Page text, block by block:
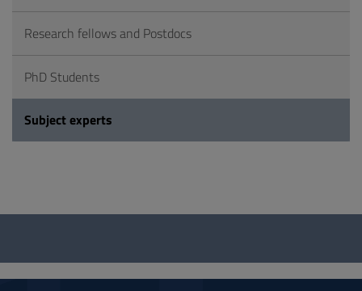
Research fellows and Postdocs
PhD Students
Subject experts
Questionnaire
social